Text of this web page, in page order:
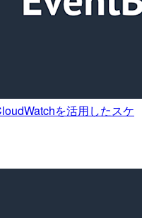
を活用したスケ